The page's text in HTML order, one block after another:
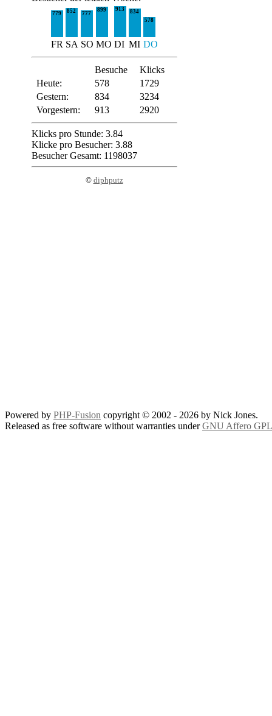
779 852 777
899 913
834
578
FR SA SO MO DI MI DO
Besuche
Klicks
Heute:
578
1729
Gestern:
834
3234
Vorgestern:
913 2920
Klicks pro Stunde: 3.84
Klicke pro Besucher: 3.88
Besucher Gesamt: 1198037
© diphputz
Powered by PHP-Fusion copyright © 2002 - 2026 by Nick Jones.
Released as free software without warranties underGNU Affero GPL